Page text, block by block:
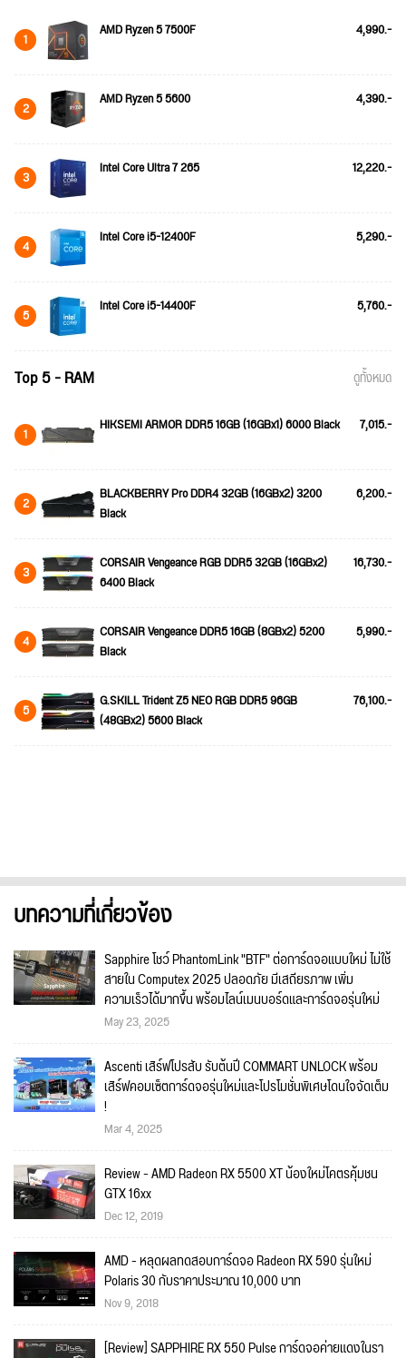
1 AMD Ryzen 5 7500F 4,990.-
2 AMD Ryzen 5 5600 4,390.-
3 Intel Core Ultra 7 265 12,220.-
4 Intel Core i5-12400F 5,290.-
5 Intel Core i5-14400F 5,760.-
Top 5 - RAM ดูทั้งหมด
1 HIKSEMI ARMOR DDR5 16GB (16GBx1) 6000 Black 7,015.-
2
BLACKBERRY Pro DDR4 32GB (16GBx2) 3200
Black
6,200.-
3
CORSAIR Vengeance RGB DDR5 32GB (16GBx2)
6400 Black
16,730.-
4
CORSAIR Vengeance DDR5 16GB (8GBx2) 5200
Black
5,990.-
5
G.SKILL Trident Z5 NEO RGB DDR5 96GB
(48GBx2) 5600 Black
76,100.-
บทความที่เกี่ยวข้อง
Sapphire โชว์ PhantomLink "BTF" ต่อการ์ดจอแบบใหม่ ไม่ใช้
สายใน Computex 2025 ปลอดภัย มีเสถียรภาพ เพิ่ม
ความเร็วได้มากขึ้น พร้อมไลน์เมนบอร์ดและการ์ดจอรุ่นใหม่
May 23, 2025
Ascenti เสิร์ฟโปรสับ รับต้นปี COMMART UNLOCK พร้อม
เสิร์ฟคอมเซ็ตการ์ดจอรุ่นใหม่และโปรโมชั่นพิเศษโดนใจจัดเต็ม
!
Mar 4, 2025
Review - AMD Radeon RX 5500 XT น้องใหม่โคตรคุ้มชน
GTX 16xx
Dec 12, 2019
AMD - หลุดผลทดสอบการ์ดจอ Radeon RX 590 รุ่นใหม่
Polaris 30 กับราคาประมาณ 10,000 บาท
Nov 9, 2018
[Review] SAPPHIRE RX 550 Pulse การ์ดจอค่ายแดงในรา